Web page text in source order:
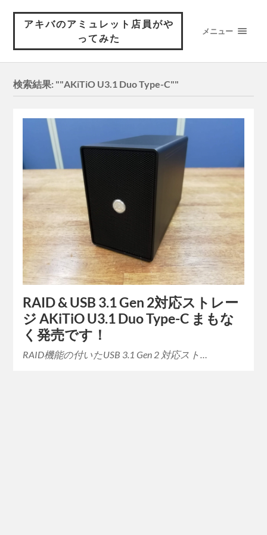
アキバのアミュレット店員がや
ってみた
メニュー
検索結果: ""AKiTiO U3.1 Duo Type-C""
RAID & USB 3.1 Gen 2対応ストレー
ジ AKiTiO U3.1 Duo Type-C まもな
く発売です！
RAID機能の付いたUSB 3.1 Gen 2 対応スト…